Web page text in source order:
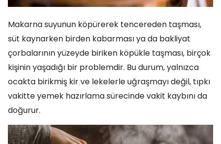
Makarna suyunun köpürerek tencereden taşması,
süt kaynarken birden kabarması ya da bakliyat
çorbalarının yüzeyde biriken köpükle taşması, birçok
kişinin yaşadığı bir problemdir. Bu durum, yalnızca
ocakta birikmiş kir ve lekelerle uğraşmayı değil, tıpkı
vakitte yemek hazırlama sürecinde vakit kaybını da
doğurur.